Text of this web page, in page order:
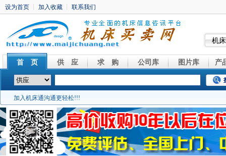
机
首 页 供 应 求 购 公司库 图片库 产
加入机床通沟通更轻松!!!